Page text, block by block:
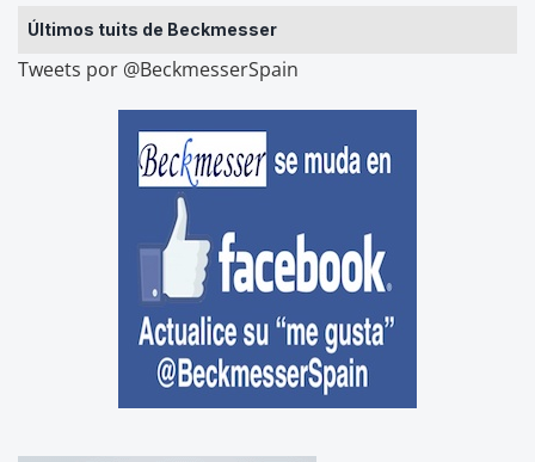
Últimos tuits de Beckmesser
Tweets por @BeckmesserSpain